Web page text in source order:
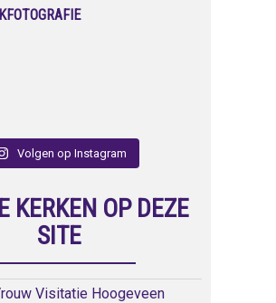
Volgen op Instagram
KERKEN OP DEZE
SITE
Visitatie Hoogeveen